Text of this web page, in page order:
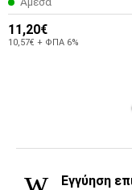
11,20€
10,57€ + ΦΠΑ 6%
Εγγύηση